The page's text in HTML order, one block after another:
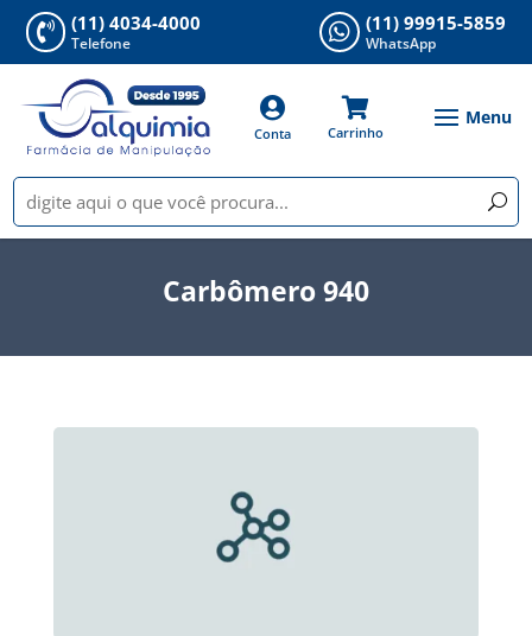
 (11) 4034-4000
Telefone  (11) 99915-5859
WhatsApp

Conta

Carrinho
Carbômero 940